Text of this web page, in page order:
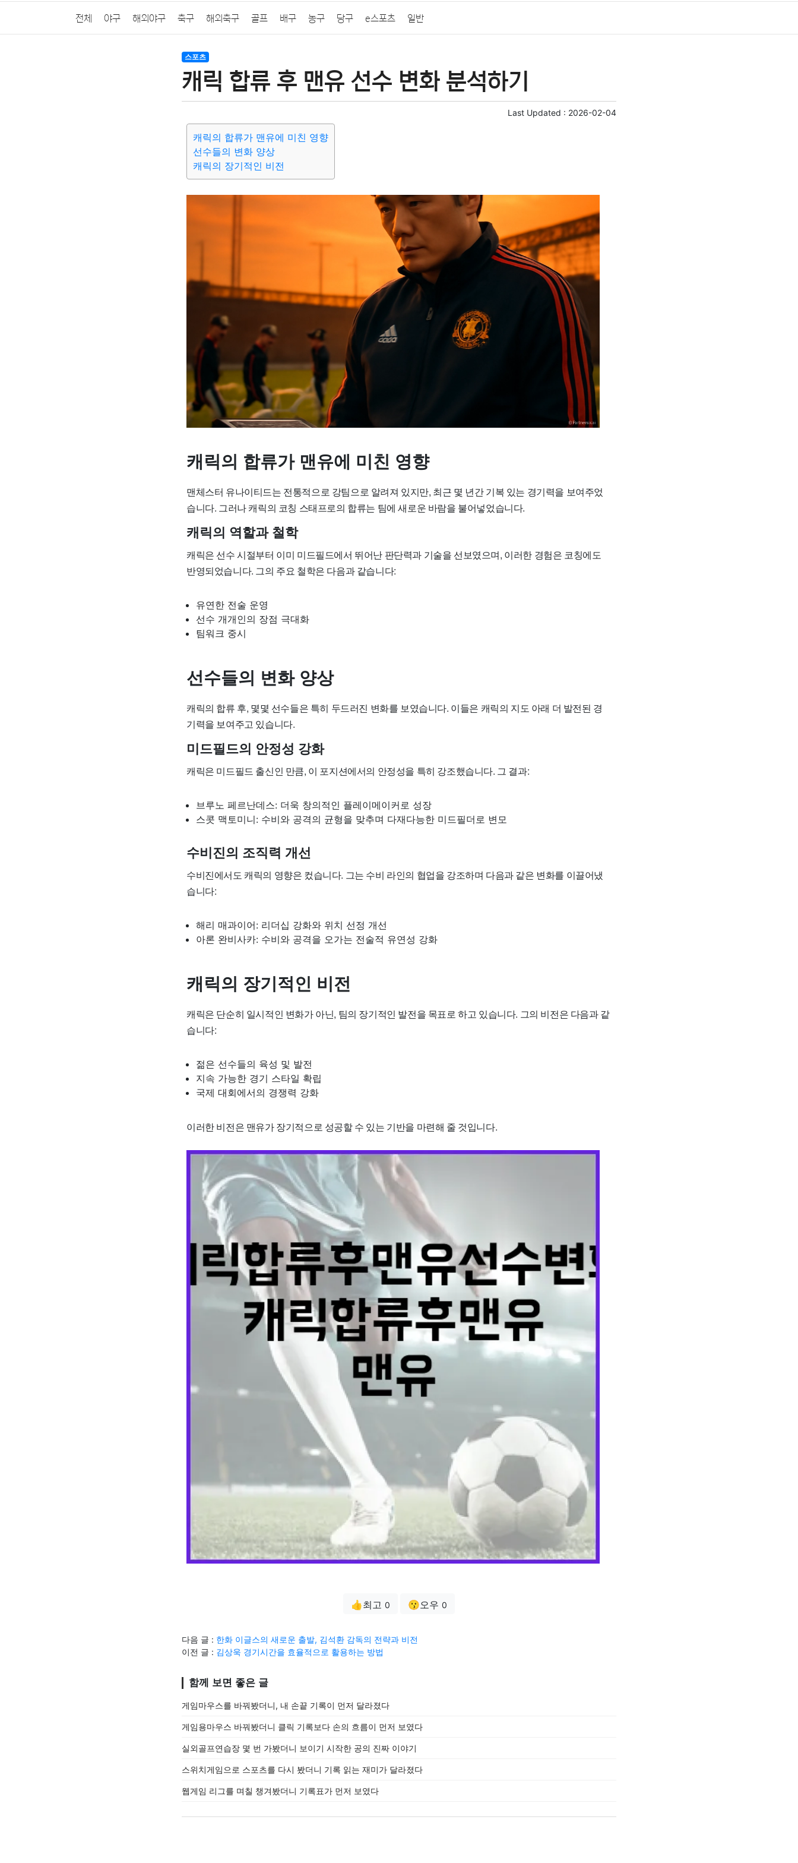
전체 야구 해외야구 축구 해외축구 골프 배구 농구 당구 e스포츠 일반
스포츠
캐릭 합류 후 맨유 선수 변화 분석하기
Last Updated : 2026-02-04
캐릭의 합류가 맨유에 미친 영향
선수들의 변화 양상
캐릭의 장기적인 비전
캐릭의 합류가 맨유에 미친 영향
맨체스터 유나이티드는 전통적으로 강팀으로 알려져 있지만, 최근 몇 년간 기복 있는 경기력을 보여주었
습니다. 그러나 캐릭의 코칭 스태프로의 합류는 팀에 새로운 바람을 불어넣었습니다.
캐릭의 역할과 철학
캐릭은 선수 시절부터 이미 미드필드에서 뛰어난 판단력과 기술을 선보였으며, 이러한 경험은 코칭에도
반영되었습니다. 그의 주요 철학은 다음과 같습니다:
유연한 전술 운영
선수 개개인의 장점 극대화
팀워크 중시
선수들의 변화 양상
캐릭의 합류 후, 몇몇 선수들은 특히 두드러진 변화를 보였습니다. 이들은 캐릭의 지도 아래 더 발전된 경
기력을 보여주고 있습니다.
미드필드의 안정성 강화
캐릭은 미드필드 출신인 만큼, 이 포지션에서의 안정성을 특히 강조했습니다. 그 결과:
브루노 페르난데스: 더욱 창의적인 플레이메이커로 성장
스콧 맥토미니: 수비와 공격의 균형을 맞추며 다재다능한 미드필더로 변모
수비진의 조직력 개선
수비진에서도 캐릭의 영향은 컸습니다. 그는 수비 라인의 협업을 강조하며 다음과 같은 변화를 이끌어냈
습니다:
해리 매과이어: 리더십 강화와 위치 선정 개선
아론 완비사카: 수비와 공격을 오가는 전술적 유연성 강화
캐릭의 장기적인 비전
캐릭은 단순히 일시적인 변화가 아닌, 팀의 장기적인 발전을 목표로 하고 있습니다. 그의 비전은 다음과 같
습니다:
젊은 선수들의 육성 및 발전
지속 가능한 경기 스타일 확립
국제 대회에서의 경쟁력 강화
이러한 비전은 맨유가 장기적으로 성공할 수 있는 기반을 마련해 줄 것입니다.
👍최고 0 😗오우 0
다음 글 : 한화 이글스의 새로운 출발, 김석환 감독의 전략과 비전
이전 글 : 김상욱 경기시간을 효율적으로 활용하는 방법
함께 보면 좋은 글
게임마우스를 바꿔봤더니, 내 손끝 기록이 먼저 달라졌다
게임용마우스 바꿔봤더니 클릭 기록보다 손의 흐름이 먼저 보였다
실외골프연습장 몇 번 가봤더니 보이기 시작한 공의 진짜 이야기
스위치게임으로 스포츠를 다시 봤더니 기록 읽는 재미가 달라졌다
웹게임 리그를 며칠 챙겨봤더니 기록표가 먼저 보였다